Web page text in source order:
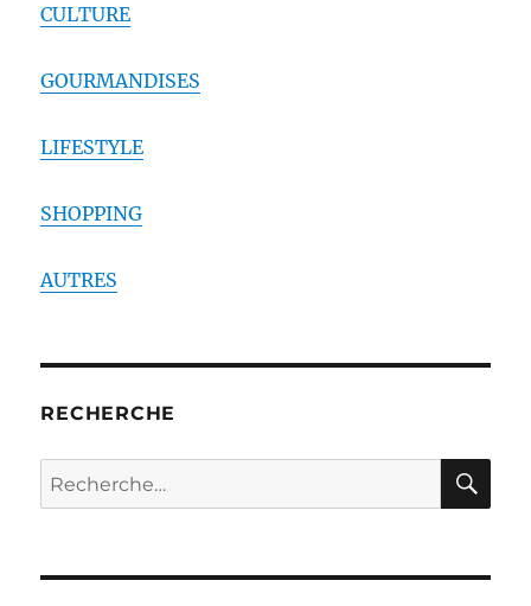
CULTURE
GOURMANDISES
LIFESTYLE
SHOPPING
AUTRES
RECHERCHE
Recherche
pour :